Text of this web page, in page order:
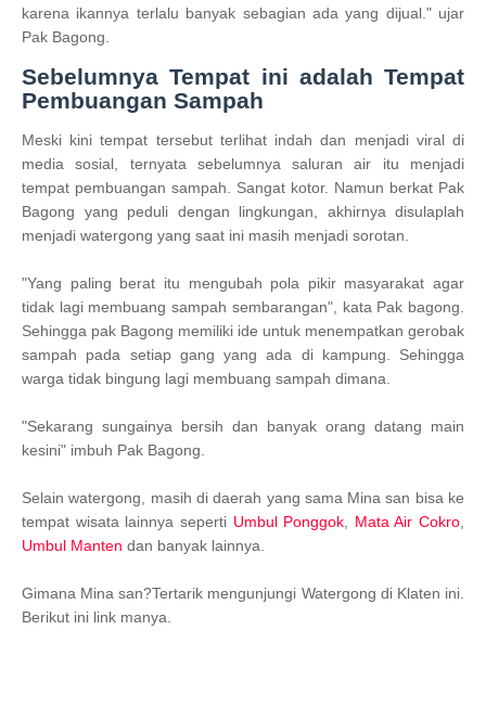
karena ikannya terlalu banyak sebagian ada yang dijual." ujar
Pak Bagong.
Sebelumnya Tempat ini adalah Tempat
Pembuangan Sampah
Meski kini tempat tersebut terlihat indah dan menjadi viral di
media sosial, ternyata sebelumnya saluran air itu menjadi
tempat pembuangan sampah. Sangat kotor. Namun berkat Pak
Bagong yang peduli dengan lingkungan, akhirnya disulaplah
menjadi watergong yang saat ini masih menjadi sorotan.
"Yang paling berat itu mengubah pola pikir masyarakat agar
tidak lagi membuang sampah sembarangan", kata Pak bagong.
Sehingga pak Bagong memiliki ide untuk menempatkan gerobak
sampah pada setiap gang yang ada di kampung. Sehingga
warga tidak bingung lagi membuang sampah dimana.
"Sekarang sungainya bersih dan banyak orang datang main
kesini" imbuh Pak Bagong.
Selain watergong, masih di daerah yang sama Mina san bisa ke
tempat wisata lainnya seperti Umbul Ponggok, Mata Air Cokro,
Umbul Manten dan banyak lainnya.
Gimana Mina san?Tertarik mengunjungi Watergong di Klaten ini.
Berikut ini link manya.